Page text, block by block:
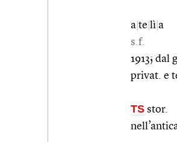
a te lì a
s.f.
1913; dal
privat. e
TS stor.